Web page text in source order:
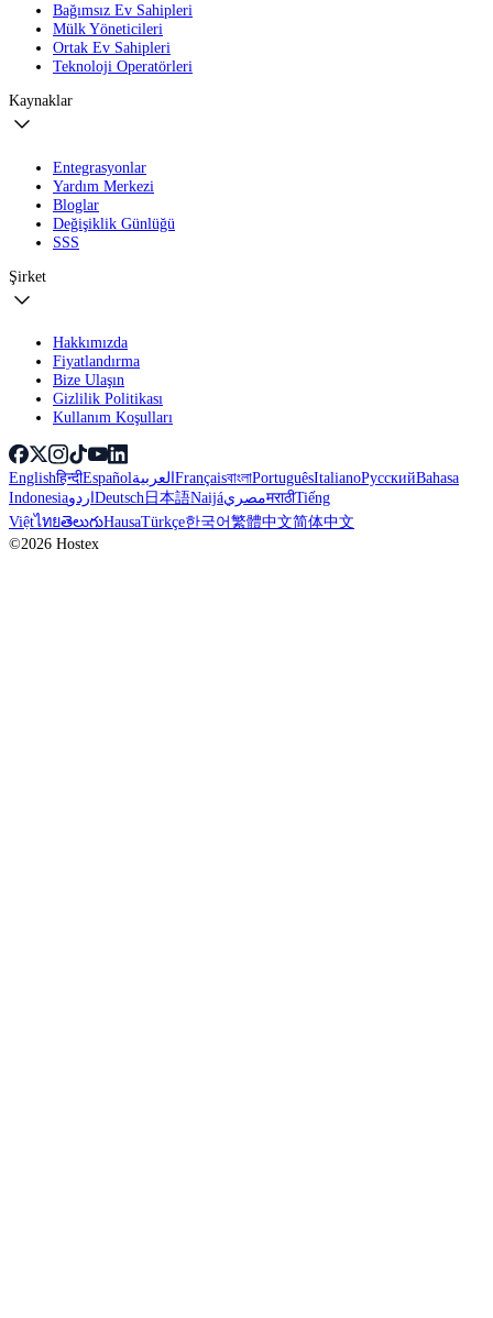
Bağımsız Ev Sahipleri
Mülk Yöneticileri
Ortak Ev Sahipleri
Teknoloji Operatörleri
Kaynaklar
Entegrasyonlar
Yardım Merkezi
Bloglar
Değişiklik Günlüğü
SSS
Şirket
Hakkımızda
Fiyatlandırma
Bize Ulaşın
Gizlilik Politikası
Kullanım Koşulları
Englishहिन्दीEspañolالعربيةFrançaisবাংলাPortuguêsItalianoРусскийBahasa
IndonesiaاردوDeutsch日本語NaijáمصريमराठीTiếng
ViệtไทยతెలుగుHausaTürkçe한국어繁體中文简体中文
©2026 Hostex